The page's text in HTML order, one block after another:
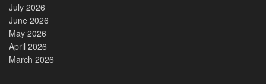
July 2026
June 2026
May 2026
April 2026
March 2026